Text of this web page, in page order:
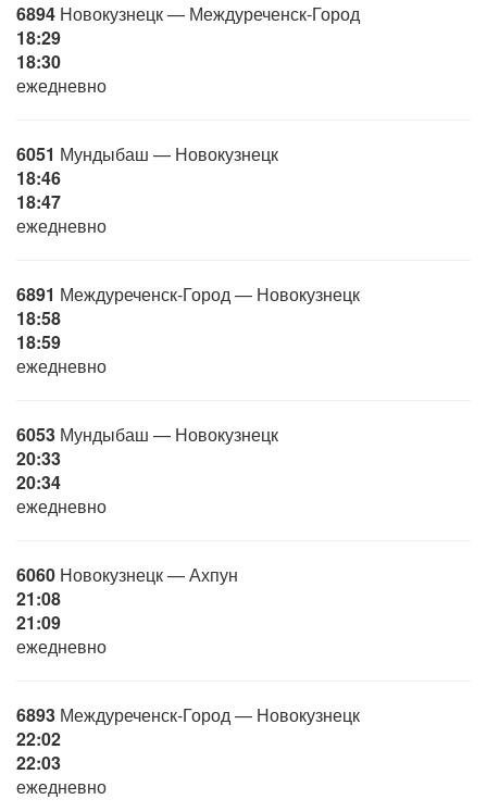
6894 Новокузнецк — Междуреченск-Город
18:29
18:30
ежедневно
6051 Мундыбаш — Новокузнецк
18:46
18:47
ежедневно
6891 Междуреченск-Город — Новокузнецк
18:58
18:59
ежедневно
6053 Мундыбаш — Новокузнецк
20:33
20:34
ежедневно
6060 Новокузнецк — Ахпун
21:08
21:09
ежедневно
6893 Междуреченск-Город — Новокузнецк
22:02
22:03
ежедневно